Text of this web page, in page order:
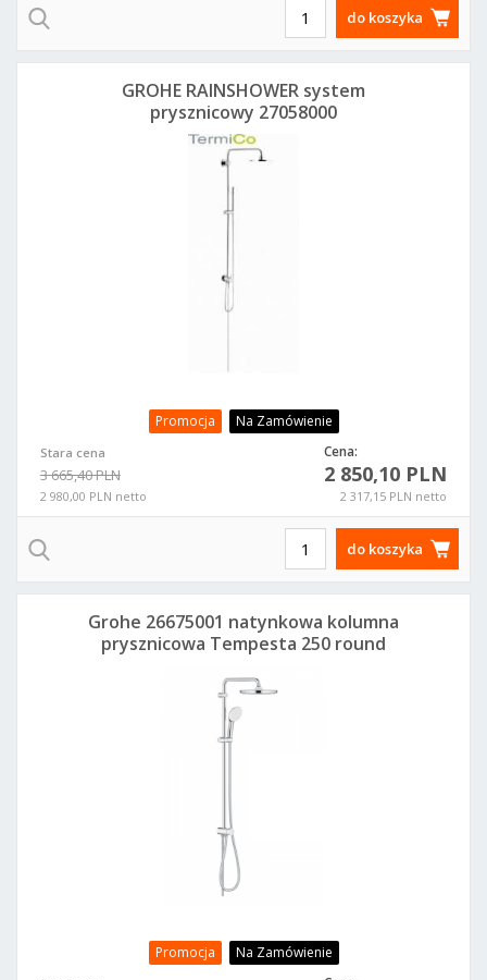
do koszyka
Promocja Na Zamówienie
Stara cena
3 665,40 PLN
2 980,00 PLN netto
Cena:
2 850,10 PLN
2 317,15 PLN netto
GROHE RAINSHOWER system
prysznicowy 27058000
do koszyka
Promocja Na Zamówienie
Grohe 26675001 natynkowa kolumna
prysznicowa Tempesta 250 round